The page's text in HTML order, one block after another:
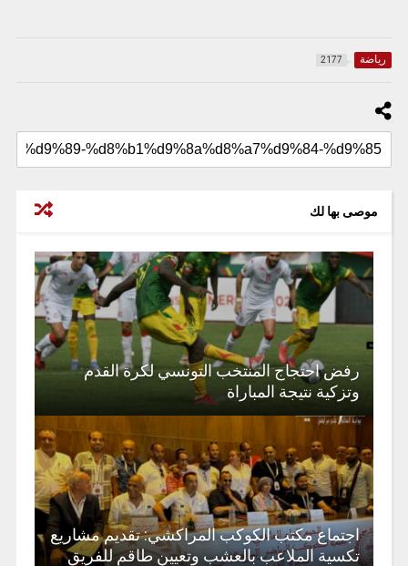
رياضة 2177
موصى بها لك
رفض احتجاج المنتخب التونسي لكرة القدم
وتزكية نتيجة المباراة
اجتماع مكتب الكوكب المراكشي: تقديم مشاريع
تكسية الملاعب بالعشب وتعيين طاقم للفريق